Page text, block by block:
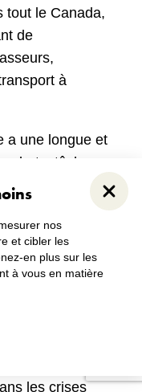
nos
et cibler les
en plus sur les
à vous en matière
tout le Canada,
de
à
a une longue et
tâches
et maintien de la
circonstances,
qui a
dans les
aussi grand à
de la stabilité
du
les crises